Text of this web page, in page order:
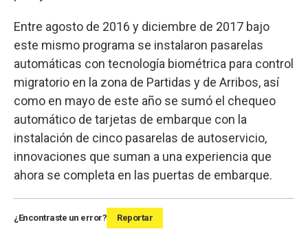
Entre agosto de 2016 y diciembre de 2017 bajo
este mismo programa se instalaron pasarelas
automáticas con tecnología biométrica para control
migratorio en la zona de Partidas y de Arribos, así
como en mayo de este año se sumó el chequeo
automático de tarjetas de embarque con la
instalación de cinco pasarelas de autoservicio,
innovaciones que suman a una experiencia que
ahora se completa en las puertas de embarque.
¿Encontraste un error? Reportar